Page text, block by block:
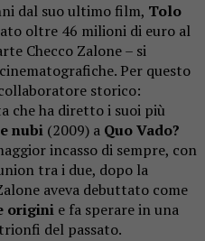
dal suo ultimo film, Tolo
oltre 46 milioni di euro al
Checco Zalone – si
Per questo
storico:
che ha diretto i suoi più
nubi (2009) a Quo Vado?
incasso di sempre, con
tra i due, dopo la
aveva debuttato come
origini e fa sperare in una
del passato.